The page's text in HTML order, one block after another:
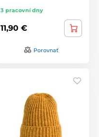
3 pracovní dny
11,90 €
Porovnať